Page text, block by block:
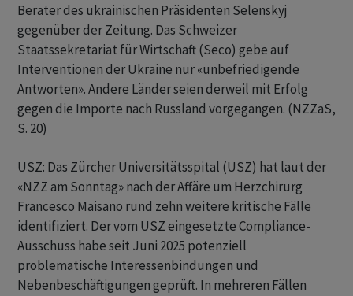
Berater des ukrainischen Präsidenten Selenskyj
gegenüber der Zeitung. Das Schweizer
Staatssekretariat für Wirtschaft (Seco) gebe auf
Interventionen der Ukraine nur «unbefriedigende
Antworten». Andere Länder seien derweil mit Erfolg
gegen die Importe nach Russland vorgegangen. (NZZaS,
S. 20)
USZ: Das Zürcher Universitätsspital (USZ) hat laut der
«NZZ am Sonntag» nach der Affäre um Herzchirurg
Francesco Maisano rund zehn weitere kritische Fälle
identifiziert. Der vom USZ eingesetzte Compliance-
Ausschuss habe seit Juni 2025 potenziell
problematische Interessenbindungen und
Nebenbeschäftigungen geprüft. In mehreren Fällen